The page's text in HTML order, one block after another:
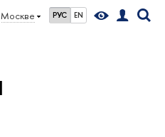
Москве РУС EN